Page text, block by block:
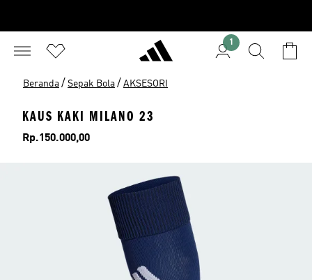
1
Beranda / Sepak Bola / AKSESORI
KAUS KAKI MILANO 23
Harga
Rp.150.000,00